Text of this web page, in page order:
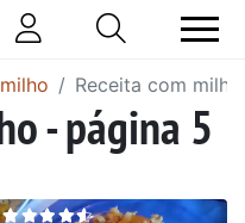
Receita com
- página 5